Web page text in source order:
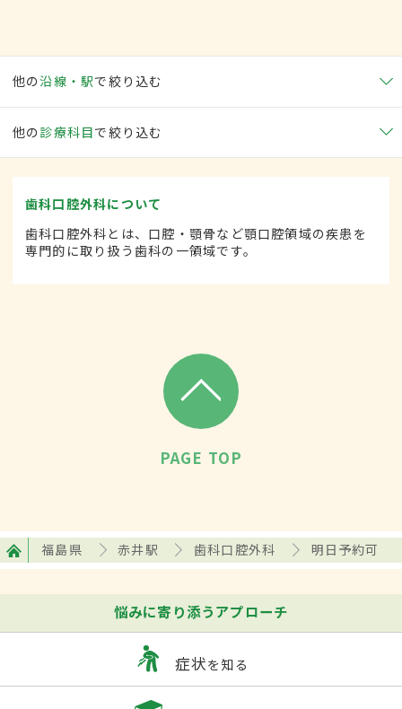
他の沿線・駅で絞り込む
他の 診療科目で絞り込む
歯科口腔外科について
歯科口腔外科とは、口腔・顎骨など顎口腔領域の疾患を
専門的に取り扱う歯科の一領域です。
PAGE TOP
福島県 赤井駅 歯科口腔外科 明日予約可
悩みに寄り添うアプローチ
症状を知る